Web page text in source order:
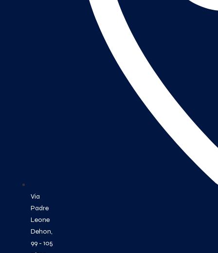
Via
Padre
Leone
Dehon,
99 - 105